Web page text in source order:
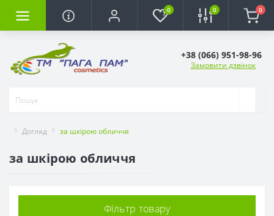
0 0 0
+38 (066) 951-98-96
Замовити дзвінок
Догляд за шкірою обличчя
за шкірою обличчя
Фільтр товару